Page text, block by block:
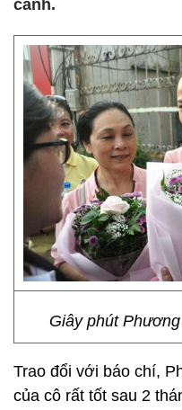
cảnh.
Giây phút
Trao đổi với báo chí,
của cô rất tốt sau 2